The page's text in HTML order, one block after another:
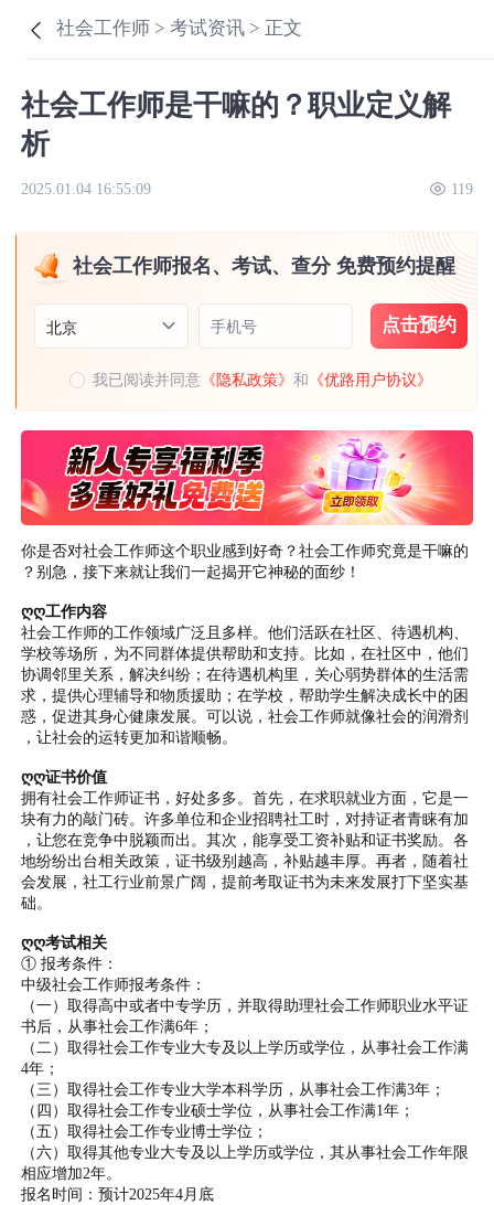
社会工作师 >考试资讯 > 正文
社会工作师是干嘛的？职业定义解
析
2025.01.04 16:55:09 119
社会工作师报名、考试、查分 免费预约提醒
北京 手机号 点击预约
我已阅读并同意 《隐私政策》和 《优路用户协议》
你是否对社会工作师这个职业感到好奇？社会工作师究竟是干嘛的
？别急，接下来就让我们一起揭开它神秘的面纱！
ღღ工作内容
社会工作师的工作领域广泛且多样。他们活跃在社区、待遇机构、
学校等场所，为不同群体提供帮助和支持。比如，在社区中，他们
协调邻里关系，解决纠纷；在待遇机构里，关心弱势群体的生活需
求，提供心理辅导和物质援助；在学校，帮助学生解决成长中的困
惑，促进其身心健康发展。可以说，社会工作师就像社会的润滑剂
，让社会的运转更加和谐顺畅。
ღღ证书价值
拥有社会工作师证书，好处多多。首先，在求职就业方面，它是一
块有力的敲门砖。许多单位和企业招聘社工时，对持证者青睐有加
，让您在竞争中脱颖而出。其次，能享受工资补贴和证书奖励。各
地纷纷出台相关政策，证书级别越高，补贴越丰厚。再者，随着社
会发展，社工行业前景广阔，提前考取证书为未来发展打下坚实基
础。
ღღ考试相关
① 报考条件：
中级社会工作师报考条件：
（一）取得高中或者中专学历，并取得助理社会工作师职业水平证
书后，从事社会工作满6年；
（二）取得社会工作专业大专及以上学历或学位，从事社会工作满
4年；
（三）取得社会工作专业大学本科学历，从事社会工作满3年；
（四）取得社会工作专业硕士学位，从事社会工作满1年；
（五）取得社会工作专业博士学位；
（六）取得其他专业大专及以上学历或学位，其从事社会工作年限
相应增加2年。
报名时间：预计2025年4月底